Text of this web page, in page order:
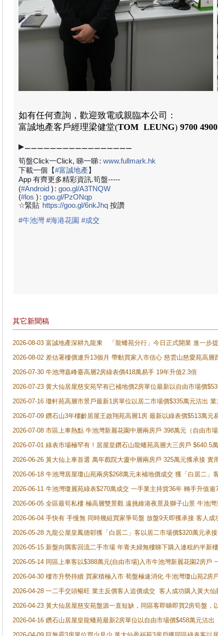
如有任何查詢，歡迎致電或親臨本公司：
富誠地產客戶經理梁健堂(TOM LEUNG) 9700 4900
▶⚊⚊⚊⚊⚊⚊⚊⚊⚊⚊⚊⚊⚊⚊⚊⚊⚊
筍盤Click一Click, 睇一睇: www.fullmark.hk
下載一個【#富誠地產】
App 有齊更多精彩資訊.筍盤-----
(#Android ) : goo.gl/A3TNQW
(#los ) : goo.gl/PzONqp
☆緊貼 https://goo.gl/6nkJhq 按讚
#牛池灣 #海港花園 #成交
其它新聞稿
2026-08-03 富誠地產深耕九龍東 「龍蟠苑分行」今日正式開業 進一步
2026-08-02 差估署樓價連升13個月 帶動買家入市信心 慈雲山慈愛苑高層
2026-07-30 牛池灣嘉峰臺高層2房綠表價418萬易手 19年升值2.3倍
2026-07-23 黄大仙居屋慈安苑罕有已補地價2房單位最新以自由市場價
2026-07-16 瓊軒苑高層市景戶最新1房單位以居二市場價$335萬元沽出
2026-07-09 鑽石山3年樓齡居屋王啟翔苑高層1房 最新以綠表價$513萬元
2026-07-08 市區上車熱點 牛池灣新麗花園中層兩房戶 398萬元（自由市
2026-07-01 綠表市場極罕有！居屋皇鑽石山龍蟠苑高層大三房戶
2026-06-26 黃大仙上車首選 萬年戲院大廈中層兩房戶 325萬元獲承接 實
2026-06-18 牛池灣居屋瓊山苑兩房$268萬元未補地價成交 獲「白居二」
2026-06-11 牛池灣瓊麗苑綠表$270萬成交 一手業主持貨36年 轉手升值逾
2026-06-05 全區最筍私樓 極高層雙景觀 遠挑維港夜景及獅子山景 牛池
2026-06-04 手快有 手慢無 同時幾組買家爭筍盤 放盤9天即獲承接 客人
2026-05-28 九龍公屋皇鳳德邨獲「白居二」客以居二市場價$320萬元承接
2026-05-15 新盤向隅客回流二手市場 年青夫婦無樓睇下購入連租約半新
2026-05-14 同區上車客以$388萬元(自由市場)入市牛池灣新麗花園2房戶
2026-04-30 樓市升勢持續 買家積極入市 荀盤極速消化 牛池灣瓊山苑2房
2026-04-28 一二手交頭暢旺 業主反價客人追價成交 客人成功購入黃大
2026-04-23 黃大仙居屋慈安苑盤源一直短缺，同區客即睇即買2房筍盤，
2026-04-16 鑽石山居屋皇龍蟠苑最新2房單位以自由市場價$458萬元沽出